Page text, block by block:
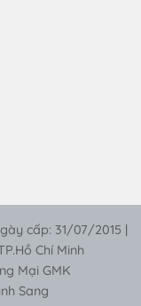
cấp: 31/07/2015 |
Chí Minh
Mại GMK
Sang